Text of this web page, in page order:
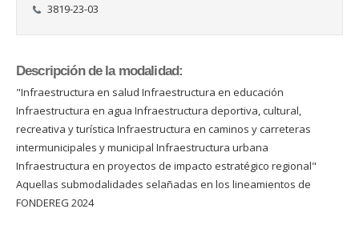
3819-23-03
Descripción de la modalidad:
"Infraestructura en salud Infraestructura en educación
Infraestructura en agua Infraestructura deportiva, cultural,
recreativa y turística Infraestructura en caminos y carreteras
intermunicipales y municipal Infraestructura urbana
Infraestructura en proyectos de impacto estratégico regional"
Aquellas submodalidades selañadas en los lineamientos de
FONDEREG 2024